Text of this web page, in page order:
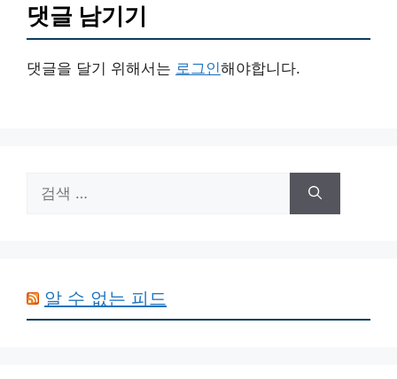
댓글 남기기
댓글을 달기 위해서는 로그인해야합니다.
색:
알 수 없는 피드